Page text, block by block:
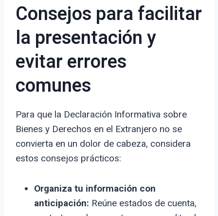
Consejos para facilitar
la presentación y
evitar errores
comunes
Para que la Declaración Informativa sobre
Bienes y Derechos en el Extranjero no se
convierta en un dolor de cabeza, considera
estos consejos prácticos:
Organiza tu información con
anticipación: Reúne estados de cuenta,